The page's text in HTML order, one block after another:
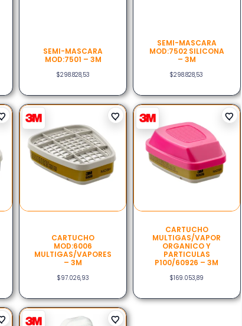
SEMI-MASCARA
MOD:7501 – 3M
$298.828,53
SEMI-MASCARA
MOD:7502 SILICONA
– 3M
$298.828,53
CARTUCHO
MOD:6006
MULTIGAS/VAPORES
– 3M
$97.026,93
CARTUCHO
MULTIGAS/VAPOR
ORGANICO Y
PARTICULAS
P100/60926 – 3M
$169.053,89